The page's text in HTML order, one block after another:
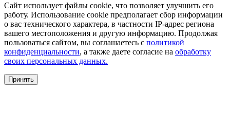
Сайт использует файлы cookie, что позволяет улучшить его
работу. Использование cookie предполагает сбор информации
о вас технического характера, в частности IP-адрес региона
вашего местоположения и другую информацию. Продолжая
пользоваться сайтом, вы соглашаетесь с политикой
конфиденциальности, а также даете согласие на обработку
своих персональных данных.
Принять